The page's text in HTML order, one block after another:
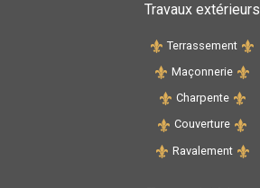
Travaux extérieurs
Terrassement
Maçonnerie
Charpente
Couverture
Ravalement